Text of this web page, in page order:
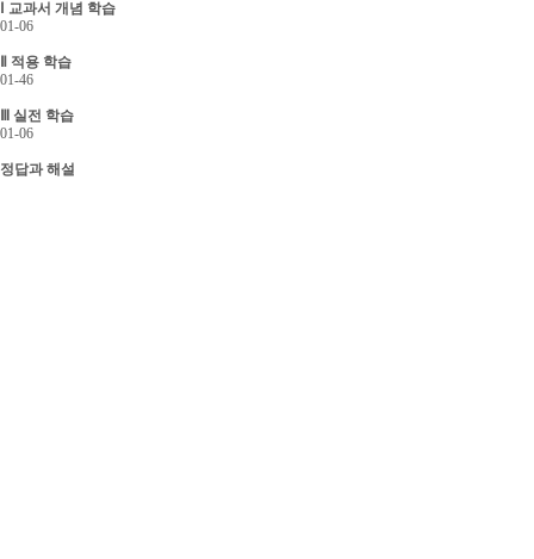
Ⅰ 교과서 개념 학습
01-06
Ⅱ 적용 학습
01-46
Ⅲ 실전 학습
01-06
정답과 해설